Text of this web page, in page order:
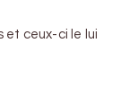
et ceux-ci le lui